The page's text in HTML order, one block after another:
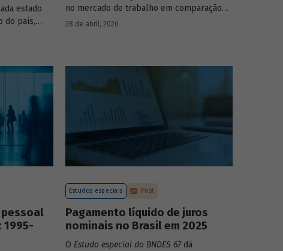
estado
do país,
e
de
produto
no mercado de trabalho em comparação
com uma amostra de 15 países de
28 de abril, 2026
1995-
Estudos especiais Post
Pagamento líquido de juros
nominais no Brasil em 2025
O Estudo especial do BNDES 67dá